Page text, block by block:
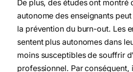
De plus, des études ont montré
autonome des enseignants
la prévention du burn-out. Les
sentent plus autonomes dans
moins susceptibles de souffrir
professionnel. Par conséquent,